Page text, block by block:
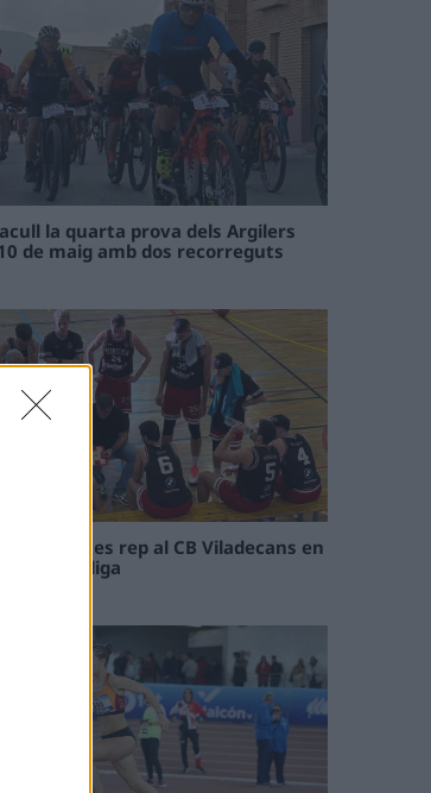
la quarta prova dels Argilers
de maig amb dos recorreguts
amb baixes rep al CB Viladecans en
de la lliga